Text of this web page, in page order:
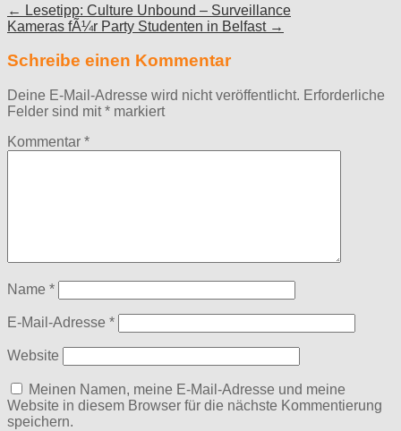
Post
navigation
← Lesetipp: Culture Unbound – Surveillance
Kameras fÃ¼r Party Studenten in Belfast →
Schreibe einen Kommentar
Deine E-Mail-Adresse wird nicht veröffentlicht. Erforderliche
Felder sind mit* markiert
Kommentar *
Name *
E-Mail-Adresse *
Website
Meinen Namen, meine E-Mail-Adresse und meine
Website in diesem Browser für die nächste Kommentierung
speichern.